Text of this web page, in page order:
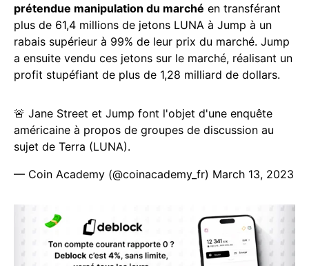
prétendue manipulation du marché en transférant
plus de 61,4 millions de jetons LUNA à Jump à un
rabais supérieur à 99% de leur prix du marché. Jump
a ensuite vendu ces jetons sur le marché, réalisant un
profit stupéfiant de plus de 1,28 milliard de dollars.
🚨 Jane Street et Jump font l'objet d'une enquête
américaine à propos de groupes de discussion au
sujet de Terra (LUNA).
— Coin Academy (@coinacademy_fr) March 13, 2023